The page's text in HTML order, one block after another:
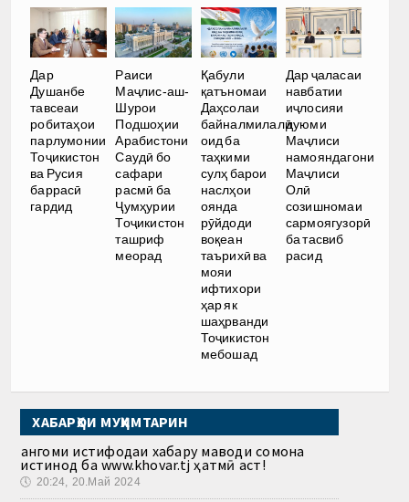
Дар
Душанбе
тавсеаи
робитаҳои
парлумонии
Тоҷикистон
ва Русия
баррасӣ
гардид
Раиси
Маҷлис-аш-
Шурои
Подшоҳии
Арабистони
Саудӣ бо
сафари
расмӣ ба
Ҷумҳурии
Тоҷикистон
ташриф
меорад
Қабули
қатъномаи
Даҳсолаи
байналмилалӣ
оид ба
таҳкими
сулҳ барои
наслҳои
оянда
рӯйдоди
воқеан
таърихӣ ва
мояи
ифтихори
ҳар як
шаҳрванди
Тоҷикистон
мебошад
Дар ҷаласаи
навбатии
иҷлосияи
дуюми
Маҷлиси
намояндагони
Маҷлиси
Олӣ
созишномаи
сармоягузорӣ
ба тасвиб
расид
ХАБАРҲОИ МУҲИМТАРИН
Ҳангоми истифодаи хабару маводи сомона
истинод ба www.khovar.tj ҳатмӣ аст!
🕔 20:24, 20.Май 2024